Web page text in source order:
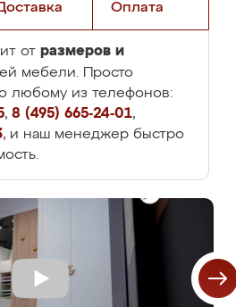
Оплата
от размеров и
мебели. Просто
любому из телефонов:
, 8 (495) 665-24-01,
, и наш менеджер быстро